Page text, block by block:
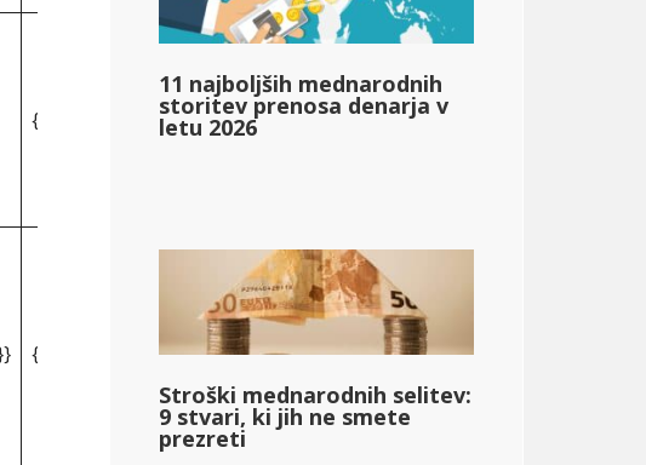
{{mpg_income_taxed_based_on_state_median_income_single_2}}
11 najboljših mednarodnih
storitev prenosa denarja v
letu 2026
Stroški mednarodnih selitev:
9 stvari, ki jih ne smete
prezreti